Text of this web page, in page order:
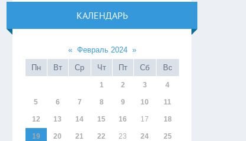
КАЛЕНДАРЬ
« Февраль 2024 »
Пн
Вт Ср Чт Пт Сб Вс
1 2 3 4
5 6 7 8 9 10 11
12 13 14 15 16 17 18
19 20 21 22 23 24 25